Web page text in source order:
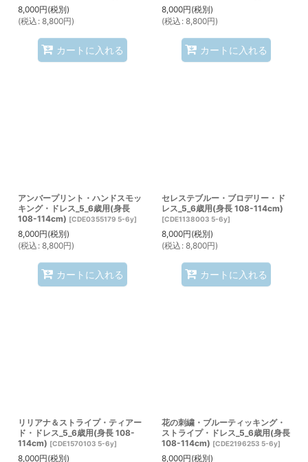
8,000円(税別)
(税込 : 8,800円)
カートに入れる
8,000円(税別)
(税込 : 8,800円)
カートに入れる
アンバープリント・ハンドスモッ
キング・ドレス_5_6歳用(身長
108-114cm) [CDE0355179 5-6y]
8,000円(税別)
(税込 : 8,800円)
カートに入れる
セレステブルー・ブロデリー・ド
レス_5_6歳用(身長 108-114cm)
[CDE1138003 5-6y]
8,000円(税別)
(税込 : 8,800円)
カートに入れる
リリアナ＆ストライプ・ティアー
ド・ドレス_5_6歳用(身長 108-
114cm) [CDE1570103 5-6y]
8,000円(税別)
花の刺繍・ブルーティッキング・
ストライプ・ドレス_5_6歳用(身長
108-114cm) [CDE2196253 5-6y]
8,000円(税別)